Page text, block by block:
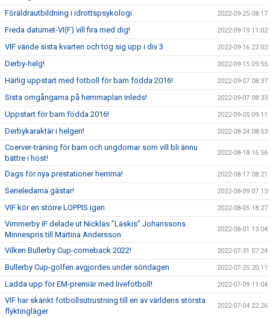
Föräldrautbildning i idrottspsykologi 2022-09-25 08:17
Freda datumet-VI(F) vill fira med dig! 2022-09-19 11:02
VIF vände sista kvarten och tog sig upp i div 3 2022-09-16 22:02
Derby-helg! 2022-09-15 09:55
Härlig uppstart med fotboll för barn födda 2016! 2022-09-07 08:37
Sista omgångarna på hemmaplan inleds! 2022-09-07 08:33
Uppstart för barn födda 2016! 2022-09-05 09:11
Derbykaraktär i helgen! 2022-08-24 08:53
Coerver-träning för barn och ungdomar som vill bli ännu
bättre i höst!
2022-08-18 16:56
Dags för nya prestationer hemma! 2022-08-17 08:21
Serieledarna gästar! 2022-08-09 07:13
VIF kör en större LOPPIS igen 2022-08-05 18:27
Vimmerby IF delade ut Nicklas ”Läskis” Johanssons
Minnespris till Martina Andersson
2022-08-01 13:04
Vilken Bullerby Cup-comeback 2022! 2022-07-31 07:24
Bullerby Cup-golfen avgjordes under söndagen 2022-07-25 20:11
Ladda upp för EM-premiär med livefotboll! 2022-07-09 11:04
VIF har skänkt fotbollsutrustning till en av världens största
flyktingläger
2022-07-04 22:26